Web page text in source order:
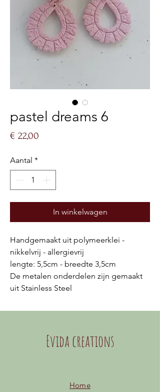
pastel dreams 6
€ 22,00
Aantal *
In winkelwagen
Handgemaakt uit polymeerklei -
nikkelvrij - allergievrij
lengte: 5,5cm - breedte 3,5cm
De metalen onderdelen zijn gemaakt
uit Stainless Steel
Evida creations
Home